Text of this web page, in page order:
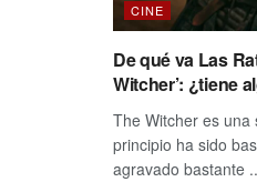
CINE
De qué va Las
Witcher’: ¿tiene
The Witcher es una
principio ha sido
agravado bastante